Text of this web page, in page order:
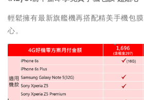
輕鬆擁有最新旗艦機再搭配精美手機包
心。